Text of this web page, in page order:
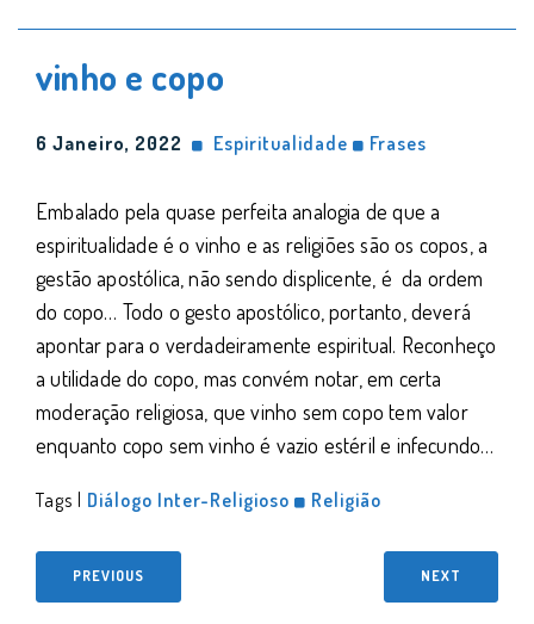
vinho e copo
6 Janeiro, 2022 Espiritualidade Frases
Embalado pela quase perfeita analogia de que a
espiritualidade é o vinho e as religiões são os copos, a
gestão apostólica, não sendo displicente, é da ordem
do copo… Todo o gesto apostólico, portanto, deverá
apontar para o verdadeiramente espiritual. Reconheço
a utilidade do copo, mas convém notar, em certa
moderação religiosa, que vinho sem copo tem valor
enquanto copo sem vinho é vazio estéril e infecundo…
Tags | Diálogo Inter-Religioso Religião
PREVIOUS NEXT